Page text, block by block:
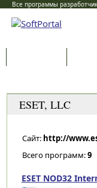
Все программы
ESET, LLC
Сайт: http://
Всего программ:9
ESET NOD32